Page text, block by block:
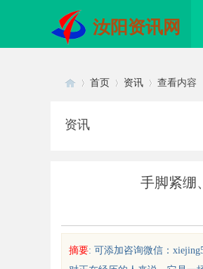
汝阳资讯网
首页 资讯 查看内容
资讯
手脚紧绷
摘要: 可添加咨询微信：